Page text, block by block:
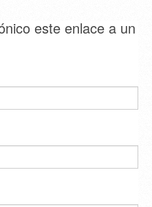
este enlace a un